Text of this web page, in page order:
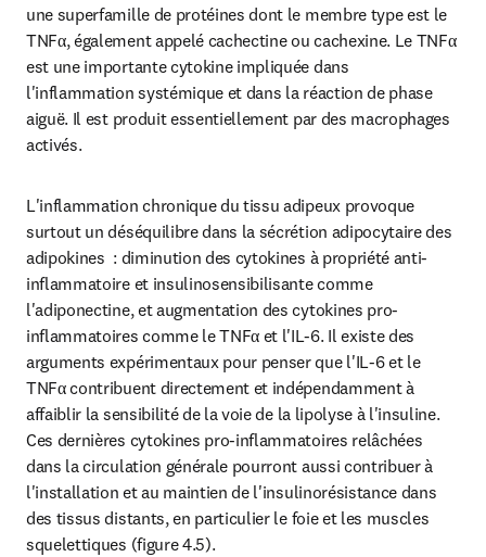
une superfamille de protéines dont le membre type est le
TNFα, également appelé cachectine ou cachexine. Le TNFα
est une importante cytokine impliquée dans
l'inflammation systémique et dans la réaction de phase
aiguë. Il est produit essentiellement par des macrophages
activés.
L'inflammation chronique du tissu adipeux provoque
surtout un déséquilibre dans la sécrétion adipocytaire des
adipokines  : diminution des cytokines à propriété anti-
inflammatoire et insulinosensibilisante comme
l'adiponectine, et augmentation des cytokines pro-
inflammatoires comme le TNFα et l'IL-6. Il existe des
arguments expérimentaux pour penser que l'IL-6 et le
TNFα contribuent directement et indépendamment à
affaiblir la sensibilité de la voie de la lipolyse à l'insuline.
Ces dernières cytokines pro-inflammatoires relâchées
dans la circulation générale pourront aussi contribuer à
l'installation et au maintien de l'insulinorésistance dans
des tissus distants, en particulier le foie et les muscles
squelettiques (figure 4.5).